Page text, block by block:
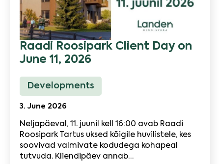
Raadi Roosipark Client Day on
June 11, 2026
3. June 2026
Developments
Neljapäeval, 11. juunil kell 16:00 avab Raadi
Roosipark Tartus uksed kõigile huvilistele, kes
soovivad valmivate kodudega kohapeal
tutvuda. Kliendipäev annab…